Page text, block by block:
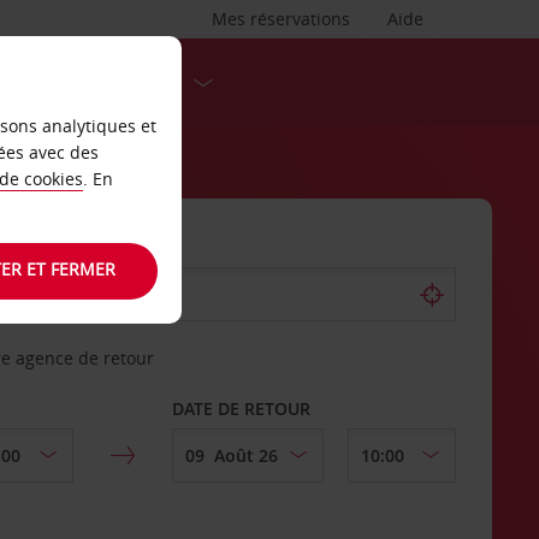
Aide
Mes réservations
agence de retour
DATE DE RETOUR
analytiques et
avec des
cookies. En
ET FERMER